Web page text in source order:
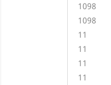
1098
1098
11
11
11
11